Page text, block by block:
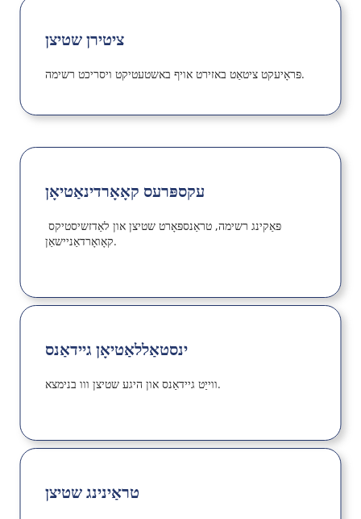
ציטירן שטיצן
פּראָיעקט ציטאַט באזירט אויף באשטעטיקט ויסריכט רשימה.
עקספּרעס קאָאָרדינאַטיאָן
קאָואָרדאַניישאַן.
ינסטאַללאַטיאָן גיידאַנס
ווייַט גיידאַנס און היגע שטיצן ווו בנימצא.
טראַינינג שטיצן